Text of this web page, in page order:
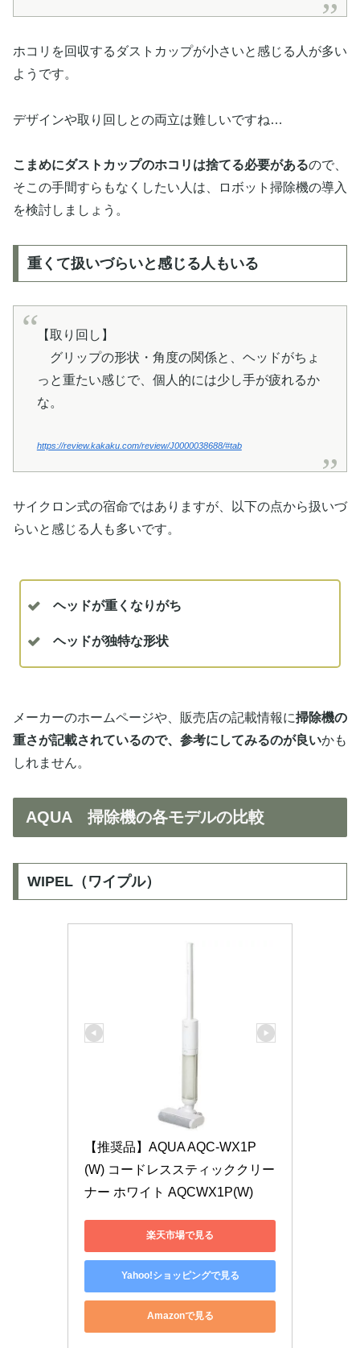
ホコリを回収するダストカップが小さいと感じる人が多い
ようです。
デザインや取り回しとの両立は難しいですね…
こまめにダストカップのホコリは捨てる必要があるので、
そこの手間すらもなくしたい人は、ロボット掃除機の導入
を検討しましょう。
重くて扱いづらいと感じる人もいる
【取り回し】
グリップの形状・角度の関係と、ヘッドがちょ
っと重たい感じで、個人的には少し手が疲れるか
な。
https://review.kakaku.com/review/J0000038688/#tab
サイクロン式の宿命ではありますが、以下の点から扱いづ
らいと感じる人も多いです。
ヘッドが重くなりがち
ヘッドが独特な形状
メーカーのホームページや、販売店の記載情報に掃除機の
重さが記載されているので、参考にしてみるのが良いかも
しれません。
AQUA 掃除機の各モデルの比較
WIPEL（ワイプル）
【推奨品】AQUA AQC-WX1P
(W) コードレススティッククリー
ナー ホワイト AQCWX1P(W)
楽天市場で見る
Yahoo!ショッピングで見る
Amazonで見る